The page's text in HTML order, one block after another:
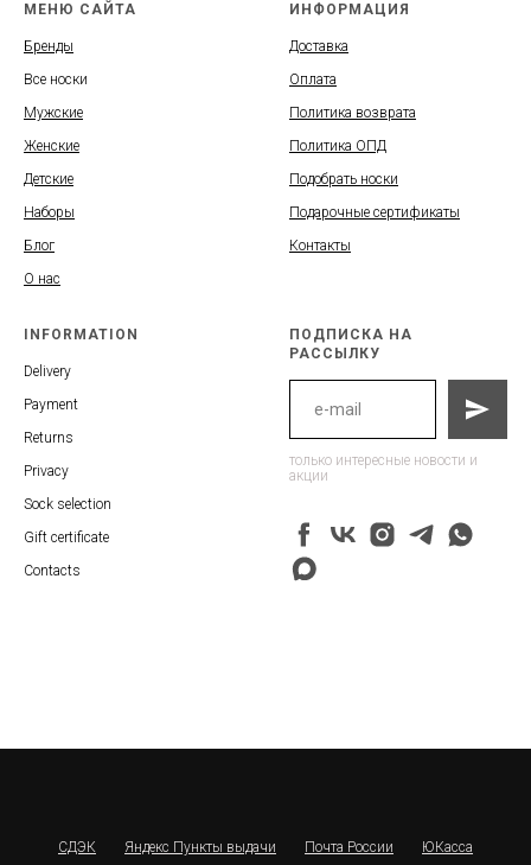
МЕНЮ САЙТА
Бренды
Все носки
Мужские
Женские
Детские
Наборы
Блог
О нас
ИНФОРМАЦИЯ
Доставка
Оплата
Политика возврата
Политика ОПД
Подобрать носки
Подарочные сертификаты
Контакты
INFORMATION
Delivery
Payment
Returns
Privacy
Sock selection
Gift certificate
Contacts
ПОДПИСКА НА
РАССЫЛКУ
только интересные новости и
акции
СДЭК Яндекс Пункты выдачи Почта России ЮКасса